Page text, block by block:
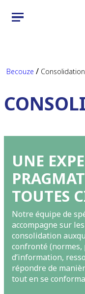
Becouze / Consolidation
UNE
TOUTES
Notre équipe de
accompagne sur
consolidation
confronté (normes,
d’information,
répondre de
tout en se